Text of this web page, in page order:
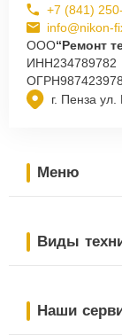
г. Пенза
+7 (841)
info@nikon-
ООО“Ремонт
ИНН234789782
ОГРН
Меню
Виды
Наши